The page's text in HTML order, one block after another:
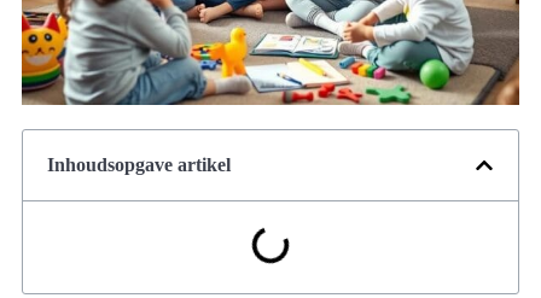
Inhoudsopgave artikel